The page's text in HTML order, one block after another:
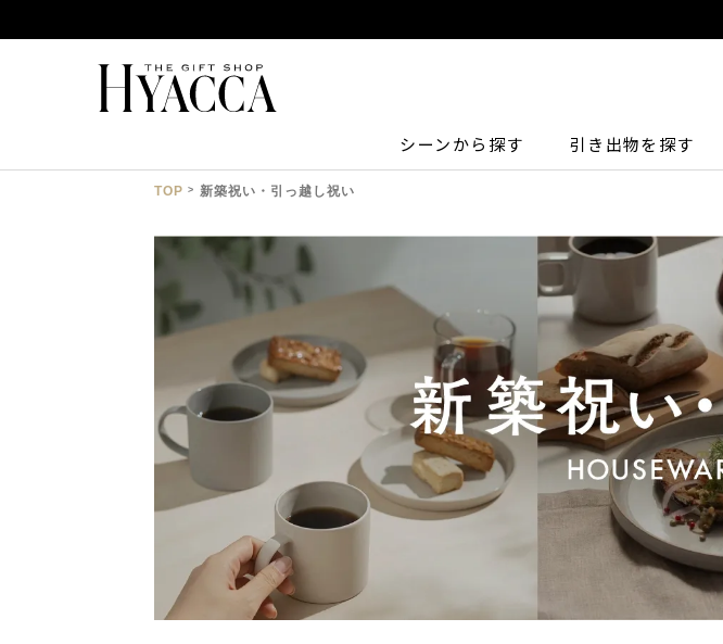
シーンから探す 引き出物を探す
TOP 新築祝い・引っ越し祝い